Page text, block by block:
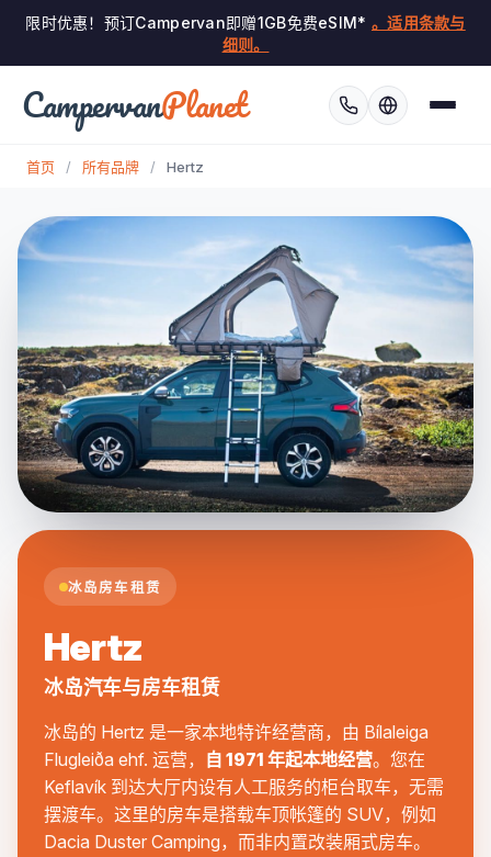
限时优惠！预订Campervan即赠1GB免费eSIM* 。适用条款与
细则。
CampervanPlanet
首页 / 所有品牌 / Hertz
冰岛房车租赁
Hertz
冰岛汽车与房车租赁
冰岛的 Hertz 是一家本地特许经营商，由 Bílaleiga
Flugleiða ehf. 运营， 自 1971 年起本地经营。您在
Keflavík 到达大厅内设有人工服务的柜台取车，无需
摆渡车。这里的房车是搭载车顶帐篷的 SUV，例如
Dacia Duster Camping，而非内置改装厢式房车。